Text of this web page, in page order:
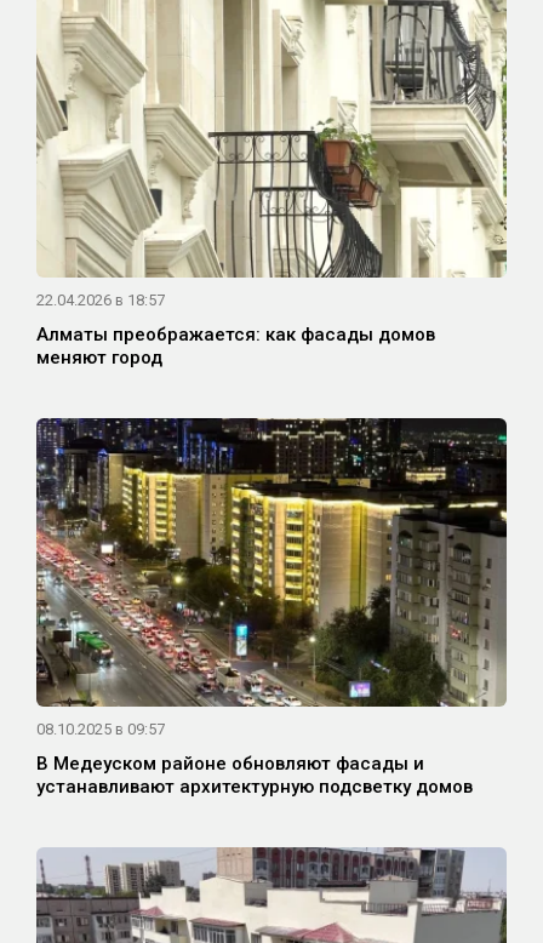
22.04.2026 в 18:57
Алматы преображается: как фасады домов
меняют город
08.10.2025 в 09:57
В Медеуском районе обновляют фасады и
устанавливают архитектурную подсветку домов